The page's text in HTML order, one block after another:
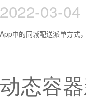
2022-03-04
App中的同城配送派单方式
动态容